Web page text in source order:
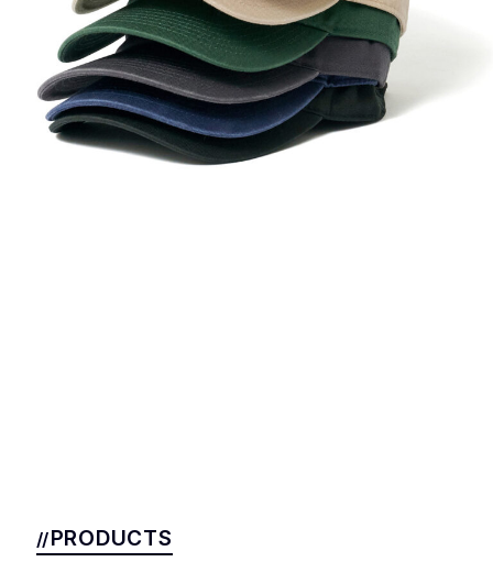
PRODUCT STORIES
NEWS
COMPANY
PRODUCTS